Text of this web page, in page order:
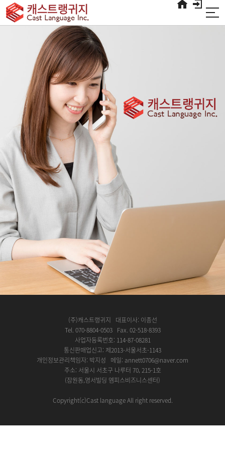
(주)캐스트랭귀지 대표이사: 이종선
Tel. 070-8804-0503 Fax. 02-518-8393
사업자등록번호: 114-87-08281
통신판매업신고: 제2013-서울서초-1143
개인정보관리책임자: 박지성 메일: annett0706@naver.com
주소: 서울시 서초구 나루터 70, 215-1호
(잠원동,영서빌딩 엠피스비즈니스센터)
Copyright(c)Cast language All right reserved.